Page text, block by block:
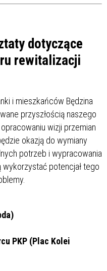
dotyczące
rewitalizacji
i mieszkańców Będzina
przyszłością naszego
wizji przemian
okazją do wymiany
potrzeb i wypracowania
wykorzystać potencjał tego
PKP (Plac Kolei